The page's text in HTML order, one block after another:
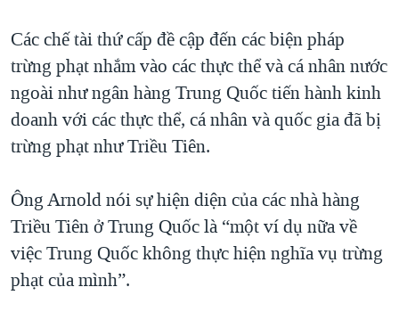
Các chế tài thứ cấp đề cập đến các biện pháp
trừng phạt nhắm vào các thực thể và cá nhân nước
ngoài như ngân hàng Trung Quốc tiến hành kinh
doanh với các thực thể, cá nhân và quốc gia đã bị
trừng phạt như Triều Tiên.
Ông Arnold nói sự hiện diện của các nhà hàng
Triều Tiên ở Trung Quốc là “một ví dụ nữa về
việc Trung Quốc không thực hiện nghĩa vụ trừng
phạt của mình”.